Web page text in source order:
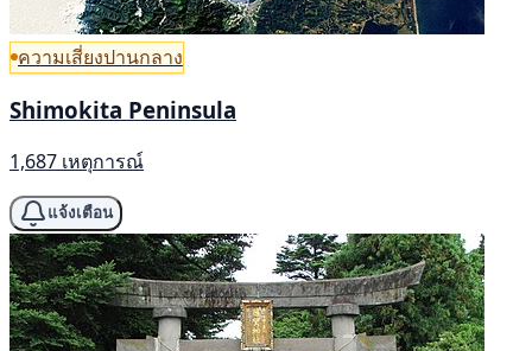
ความเสี่ยงปานกลาง
Shimokita Peninsula
1,687 เหตุการณ์
แจ้งเตือน